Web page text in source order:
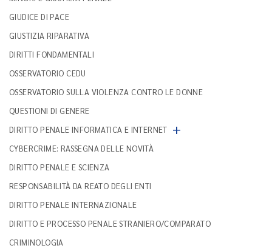
GIUDICE DI PACE
GIUSTIZIA RIPARATIVA
DIRITTI FONDAMENTALI
OSSERVATORIO CEDU
OSSERVATORIO SULLA VIOLENZA CONTRO LE DONNE
QUESTIONI DI GENERE
DIRITTO PENALE INFORMATICA E INTERNET +
CYBERCRIME: RASSEGNA DELLE NOVITÀ
DIRITTO PENALE E SCIENZA
RESPONSABILITÀ DA REATO DEGLI ENTI
DIRITTO PENALE INTERNAZIONALE
DIRITTO E PROCESSO PENALE STRANIERO/COMPARATO
CRIMINOLOGIA